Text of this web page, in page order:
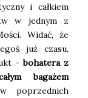
i całkiem
w jednym z
Widać, że
już czasu,
-bohatera z
bagażem
poprzednich